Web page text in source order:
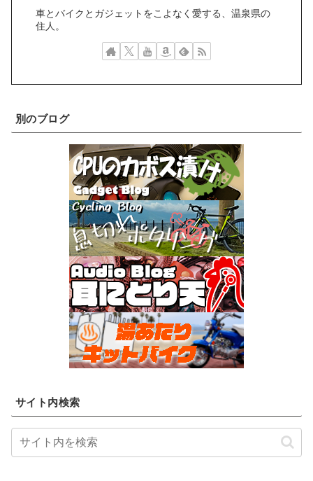
車とバイクとガジェットをこよなく愛する、温泉県の
住人。
別のブログ
サイト内検索